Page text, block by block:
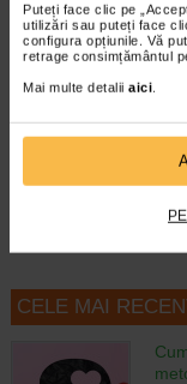
Puteți face clic pe
utilizări sau puteți face
configura opțiunile. Vă
retrage consimțământul
Mai multe detalii aici.
Tetina anticolici cu
luni+, 2 bucati, ADORA
Tetinele Adora au flux
functie de etapa de
micutului tau. Forma
CELE MAI